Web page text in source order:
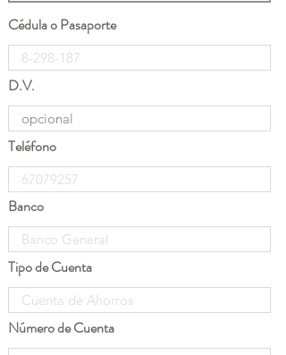
Cédula o Pasaporte
D.V.
Teléfono
Banco
Tipo de Cuenta
Número de Cuenta